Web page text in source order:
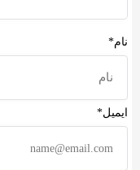
نام*
ایمیل*